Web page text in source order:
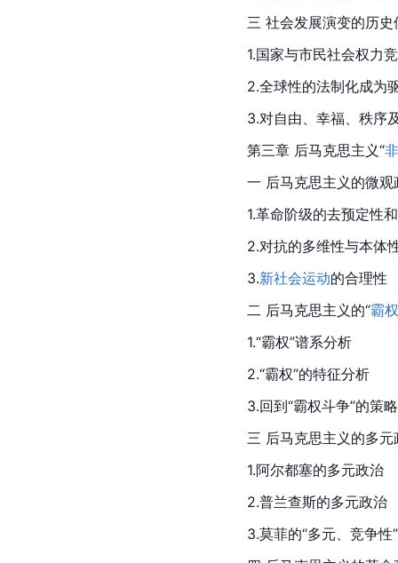
三 社会发展演变的历史
1.国家与市民社会权力
2.全球性的法制化成为
3.对自由、幸福、秩序
第三章 后马克思主义“
一 后马克思主义的微观
1.革命阶级的去预定性
2.对抗的多维性与本体
3.新社会运动的合理性
二 后马克思主义的“霸权
1.“霸权”谱系分析
2.“霸权”的特征分析
3.回到“霸权斗争”的策
三 后马克思主义的多元
1.阿尔都塞的多元政治
2.普兰查斯的多元政治
3.莫菲的“多元、竞争性